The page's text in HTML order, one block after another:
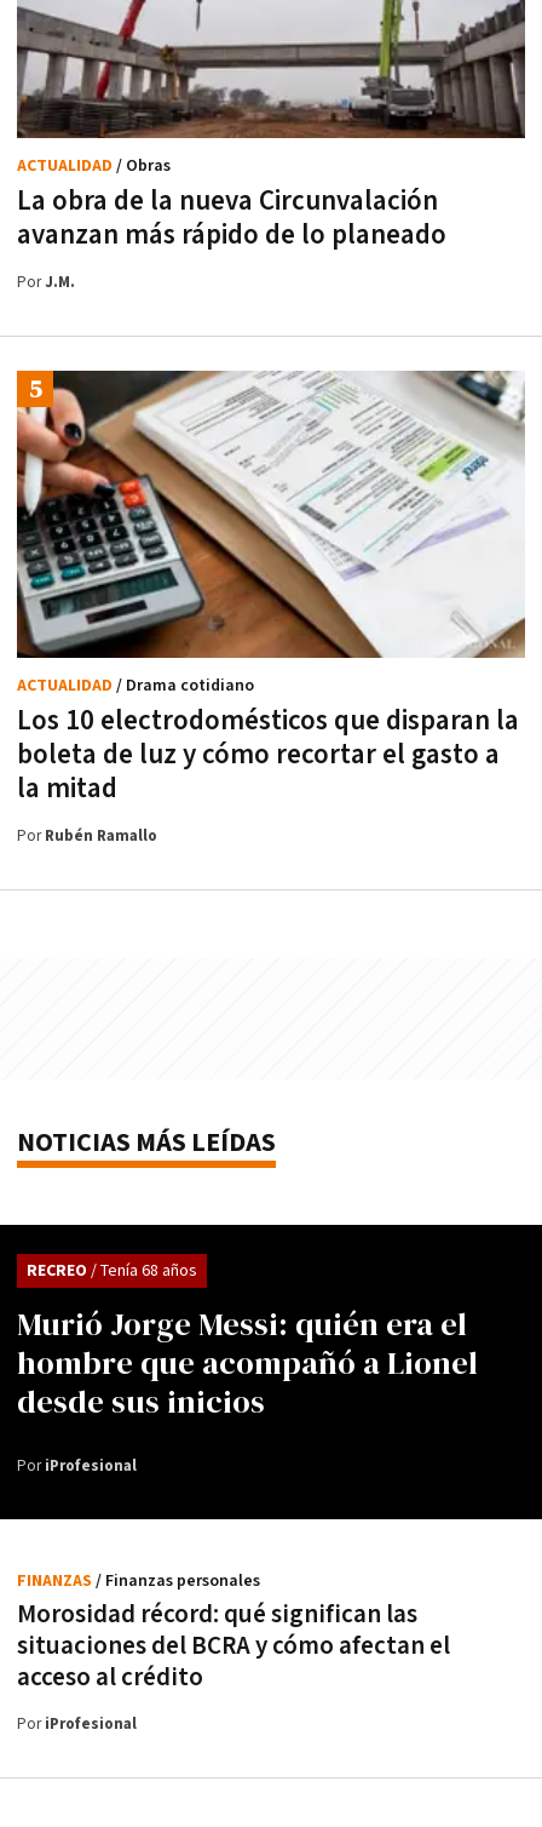
La obra de la nueva Circunvalación
avanzan más rápido de lo planeado
ACTUALIDAD / Obras
PorJ.M.
Los 10 electrodomésticos que disparan la
boleta de luz y cómo recortar el gasto a
la mitad
ACTUALIDAD / Drama cotidiano
PorRubén Ramallo
NOTICIAS MÁS LEÍDAS
Murió Jorge Messi: quién era el
hombre que acompañó a Lionel
desde sus inicios
RECREO / Tenía 68 años
PoriProfesional
Morosidad récord: qué significan las
situaciones del BCRA y cómo afectan el
acceso al crédito
FINANZAS / Finanzas personales
PoriProfesional